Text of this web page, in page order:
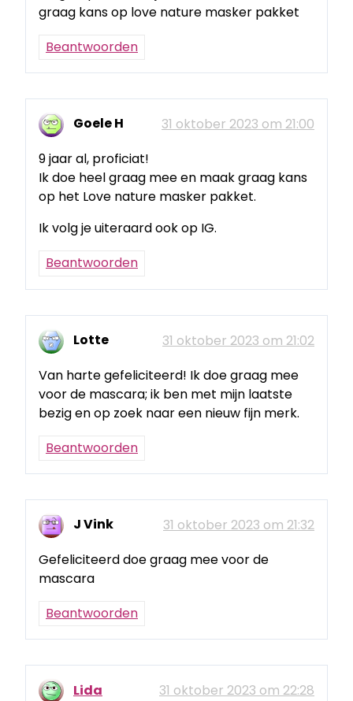
graag kans op love nature masker pakket
Beantwoorden
Goele H
31 oktober 2023 om 21:00
9 jaar al, proficiat!
Ik doe heel graag mee en maak graag kans
op het Love nature masker pakket.
Ik volg je uiteraard ook op IG.
Beantwoorden
Lotte
31 oktober 2023 om 21:02
Van harte gefeliciteerd! Ik doe graag mee
voor de mascara; ik ben met mijn laatste
bezig en op zoek naar een nieuw fijn merk.
Beantwoorden
J Vink
31 oktober 2023 om 21:32
Gefeliciteerd doe graag mee voor de
mascara
Beantwoorden
Lida
31 oktober 2023 om 22:28